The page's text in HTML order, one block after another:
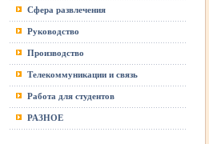
Сфера развлечения
Руководство
Производство
Телекоммуникации и связь
Работа для студентов
РАЗНОЕ